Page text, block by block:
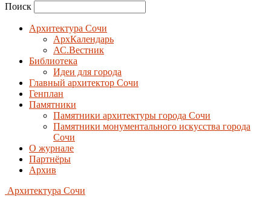
Поиск
Архитектура Сочи
АрхКалендарь
АС.Вестник
Библиотека
Идеи для города
Главный архитектор Сочи
Генплан
Памятники
Памятники архитектуры города Сочи
Памятники монументального искусства города
Сочи
О журнале
Партнёры
Архив
Архитектура Сочи